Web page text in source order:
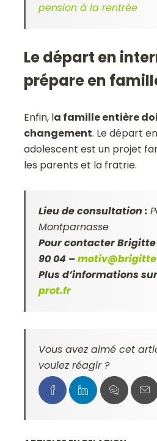
pension à la rentrée
Le départ en
prépare en
Enfin, la famille entière
changement. Le départ
adolescent est un projet
les parents et la fratrie.
Lieu de consultation :
Montparnasse
Pour contacter Brigitte
90 04 –
Plus d’informations
prot.fr
Vous avez aimé cet
voulez réagir ?